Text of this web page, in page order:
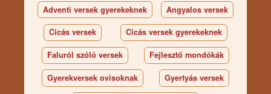
Adventi versek gyerekeknek Angyalos versek
Cicás versek Cicás versek gyerekeknek
Faluról szóló versek Fejlesztő mondókák
Gyerekversek ovisoknak Gyertyás versek